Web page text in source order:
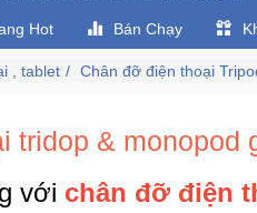
Hot Bán Chạy
, tablet Chân đỡ điện thoại
tridop &
với chân đỡ điện